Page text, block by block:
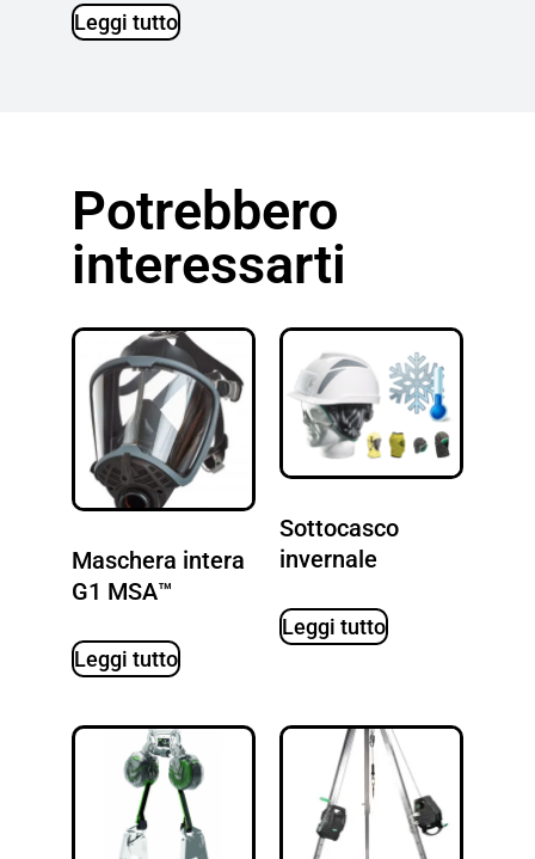
Leggi tutto
Potrebbero
interessarti
Maschera intera
G1 MSA™
Leggi tutto
Sottocasco
invernale
Leggi tutto